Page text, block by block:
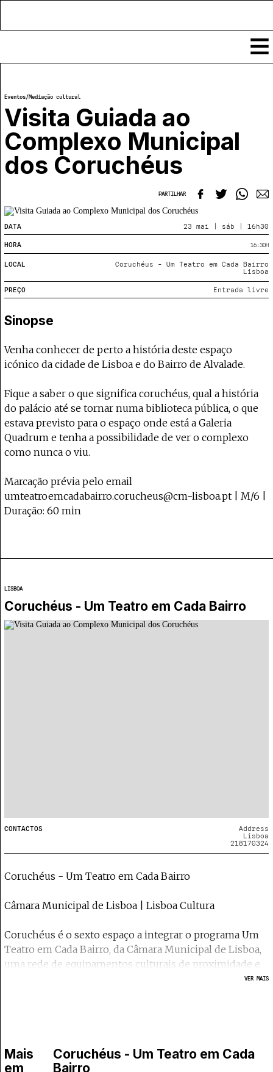
Notícias
Classificados
Ver todos
Enviar
Agenda
Espetáculos
Por Localidade
Locais
Submeter Eventos
Crítica
COFFEELABS
Cursos Curtos
Formadores
Recursos
Publicações
Sobre
Estatuto Editorial
Política de privacidade
Política de privacidade - App
Coffeelabs Cursos curtos
apoia o Coffeepaste e ajuda-nos a chegar mais longe. Mantém viva a cultura independente —
Apoiar
Eventos/Mediação cultural
Visita Guiada ao
Complexo Municipal
dos Coruchéus
PARTILHAR
DATA 23 mai | sáb | 16h30
HORA 16:30H
LOCAL
Coruchéus - Um Teatro em Cada Bairro
Lisboa
PREÇO Entrada livre
Sinopse
Venha conhecer de perto a história deste espaço
icónico da cidade de Lisboa e do Bairro de Alvalade.
Fique a saber o que significa coruchéus, qual a história
do palácio até se tornar numa biblioteca pública, o que
estava previsto para o espaço onde está a Galeria
Quadrum e tenha a possibilidade de ver o complexo
como nunca o viu.
Marcação prévia pelo email
umteatroemcadabairro.corucheus@cm-lisboa.pt | M/6 |
Duração: 60 min
LISBOA
Coruchéus - Um Teatro em Cada Bairro
CONTACTOS
Address
Lisboa
218170324
Coruchéus - Um Teatro em Cada Bairro
Câmara Municipal de Lisboa | Lisboa Cultura
Coruchéus é o sexto espaço a integrar o programa Um
Teatro em Cada Bairro, da Câmara Municipal de Lisboa,
uma rede de equipamentos culturais de proximidade e
de encontro com as comunidades e os agentes locais.
que promove sinergias com as comunidades e com as
entidades vizinhas do bairro de Alvalade e do Complexo
VER MAIS
Mais
em
Coruchéus - Um Teatro em Cada
Bairro